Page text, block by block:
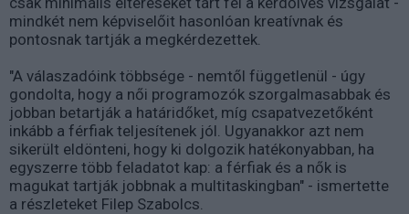
mindkét nem képviselőit hasonlóan kreatívnak és
pontosnak tartják a megkérdezettek.
"A válaszadóink többsége - nemtől függetlenül - úgy
gondolta, hogy a női programozók szorgalmasabbak és
jobban betartják a határidőket, míg csapatvezetőként
inkább a férfiak teljesítenek jól. Ugyanakkor azt nem
sikerült eldönteni, hogy ki dolgozik hatékonyabban, ha
egyszerre több feladatot kap: a férfiak és a nők is
magukat tartják jobbnak a multitaskingban" - ismertette
a részleteket Filep Szabolcs.